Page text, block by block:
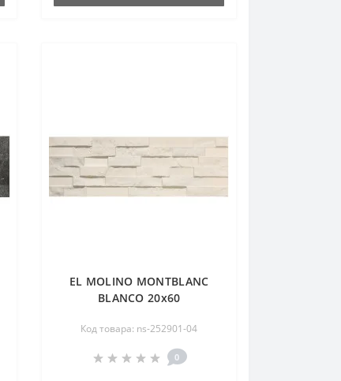
EL MOLINO MONTBLANC
BLANCO 20х60
Код товара: ns-252901-04
0